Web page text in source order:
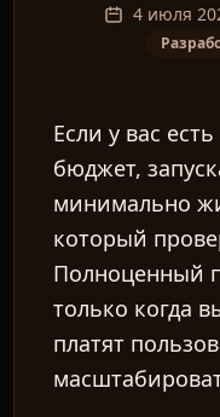
4 июля
Если у вас
бюджет,
минимально
который
Полноценный
только когда
платят